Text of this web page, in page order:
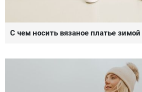
С чем носить вязаное платье зимой